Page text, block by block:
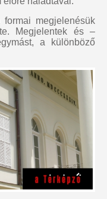
megjelenésük
Megjelentek és –
a különböző